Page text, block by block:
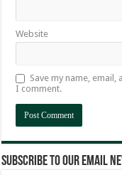
Website
Save my name,
I comment.
Subscribe to our email